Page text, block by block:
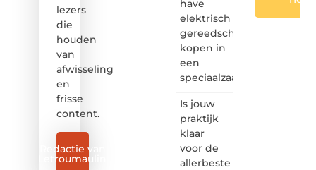
lezers
die
houden
van
afwisseling
en
frisse
content.
Redactie van
Letroumaulin
have
elektrisch
gereedschap
kopen in
een
speciaalzaak
Is jouw
praktijk
klaar
voor de
allerbeste